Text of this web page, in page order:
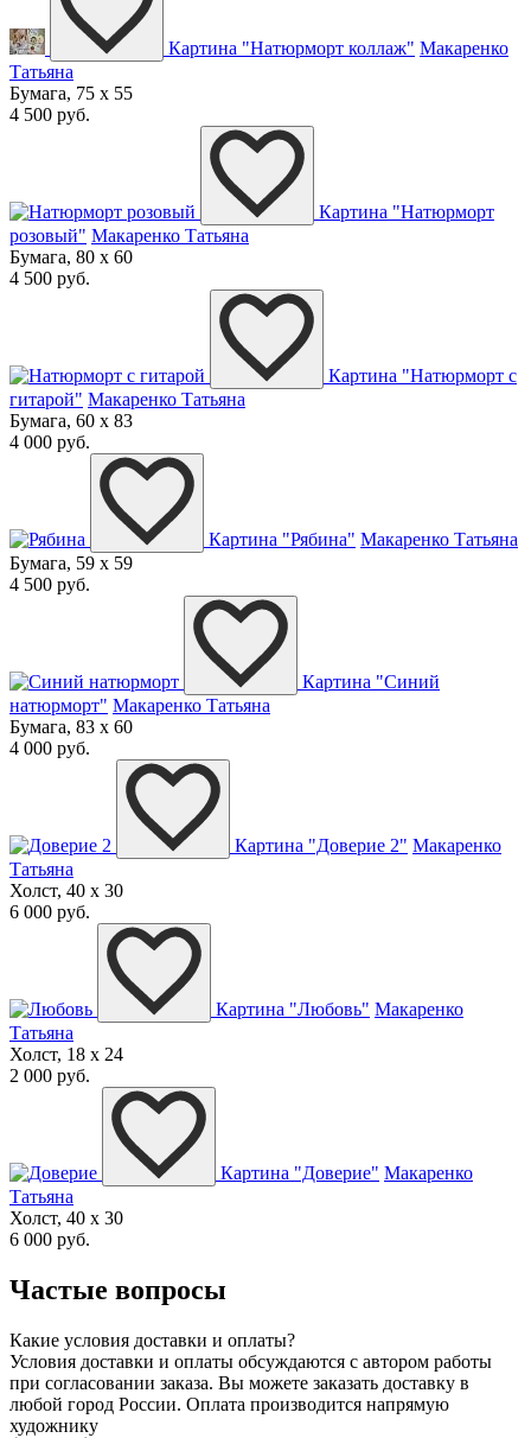
Картина "Натюрморт коллаж" Макаренко
Татьяна
Бумага, 75 x 55
4 500 руб.
Картина "Натюрморт
розовый" Макаренко Татьяна
Бумага, 80 x 60
4 500 руб.
Картина "Натюрморт с
гитарой" Макаренко Татьяна
Бумага, 60 x 83
4 000 руб.
Картина "Рябина" Макаренко Татьяна
Бумага, 59 x 59
4 500 руб.
Картина "Синий
натюрморт" Макаренко Татьяна
Бумага, 83 x 60
4 000 руб.
Картина "Доверие 2" Макаренко
Татьяна
Холст, 40 x 30
6 000 руб.
Картина "Любовь" Макаренко
Татьяна
Холст, 18 x 24
2 000 руб.
Картина "Доверие" Макаренко
Татьяна
Холст, 40 x 30
6 000 руб.
Частые вопросы
Какие условия доставки и оплаты?
Условия доставки и оплаты обсуждаются с автором работы
при согласовании заказа. Вы можете заказать доставку в
любой город России. Оплата производится напрямую
художнику